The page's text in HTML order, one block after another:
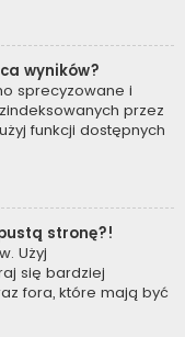
wyników?
sprecyzowane i
przez
funkcji dostępnych
stronę?!
Użyj
się bardziej
fora, które mają być